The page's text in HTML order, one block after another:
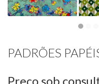
PADRÕES
Preço sob